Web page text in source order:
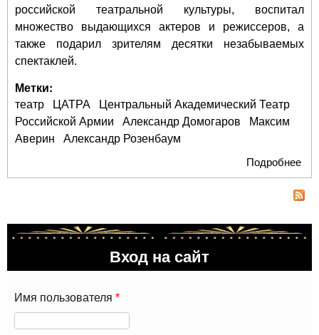
российской театральной культуры, воспитал
множество выдающихся актеров и режиссеров, а
также подарил зрителям десятки незабываемых
спектаклей.
Метки:
театр ЦАТРА
Центральный Академический Театр
Российской Армии
Александр Домогаров
Максим
Аверин
Александр Розенбаум
Подробнее
Вход на сайт
Имя пользователя *